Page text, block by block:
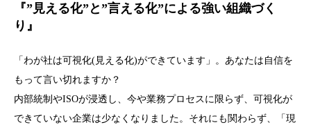
『”見える化”と”言える化”による強い組織づく
り』
「わが社は可視化(見える化)ができています」。あなたは自信を
もって言い切れますか？
内部統制やISOが浸透し、今や業務プロセスに限らず、可視化が
できていない企業は少なくなりました。それにも関わらず、「現